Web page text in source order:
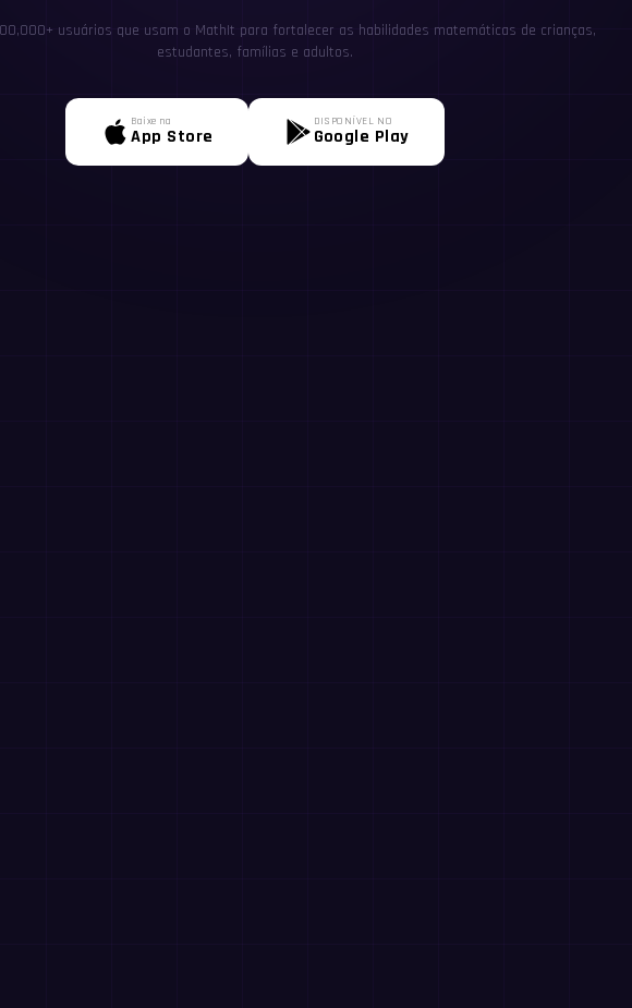
usuários que usam o MathIt para fortalecer as habilidades matemáticas de crianças,
estudantes, famílias e adultos.
Baixe na
App Store
DISPONÍVEL NO
Google Play